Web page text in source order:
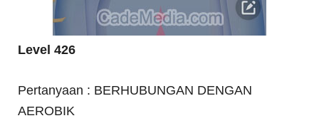
Level 426
Pertanyaan : BERHUBUNGAN DENGAN
AEROBIK